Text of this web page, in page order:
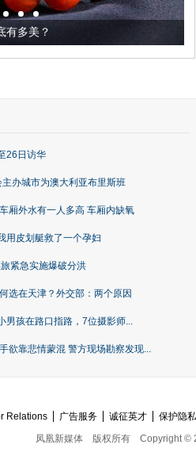
美？
26日访华
办城市为澳大利亚布里斯班
厢外水有一人多高 车厢内缺氧
用皮划艇救了一个孕妇
紧急实施爆破分洪
选在天津？外交部：两个原因
男孩在路口指路，7位摄影师...
欲靠悲情蒙混 警方现场勘察发现...
Relations 广告服务 诚征英才
保护隐
凤凰新媒体
版权所有 Copyright ©